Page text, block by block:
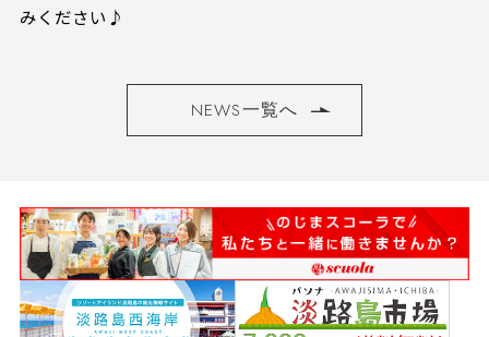
みください♪
NEWS一覧へ